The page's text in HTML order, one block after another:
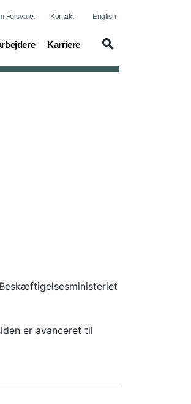
Forsvaret Kontakt English
Karriere
(current)
er avanceret til